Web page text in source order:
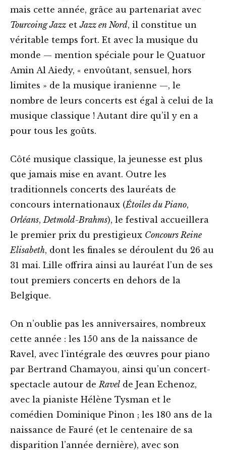
mais cette année, grâce au partenariat avec
Tourcoing Jazz etJazz en Nord, il constitue un
véritable temps fort. Et avec la musique du
monde — mention spéciale pour le Quatuor
Amin Al Aiedy, « envoûtant, sensuel, hors
limites » de la musique iranienne —, le
nombre de leurs concerts est égal à celui de la
musique classique ! Autant dire qu’il y en a
pour tous les goûts.
Côté musique classique, la jeunesse est plus
que jamais mise en avant. Outre les
traditionnels concerts des lauréats de
concours internationaux (Étoiles du Piano,
Orléans, Detmold-Brahms), le festival accueillera
le premier prix du prestigieux Concours Reine
Elisabeth, dont les finales se déroulent du 26 au
31 mai. Lille offrira ainsi au lauréat l’un de ses
tout premiers concerts en dehors de la
Belgique.
On n’oublie pas les anniversaires, nombreux
cette année : les 150 ans de la naissance de
Ravel, avec l’intégrale des œuvres pour piano
par Bertrand Chamayou, ainsi qu’un concert-
spectacle autour de Ravel de Jean Echenoz,
avec la pianiste Hélène Tysman et le
comédien Dominique Pinon ; les 180 ans de la
naissance de Fauré (et le centenaire de sa
disparition l’année dernière), avec son